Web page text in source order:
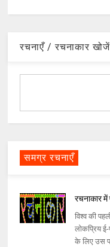
रचनाएँ / रचनाकार खोजें
समग्र रचनाएँ
रचनाकार
विश्व की
लोकप्रिय
के लिए उस